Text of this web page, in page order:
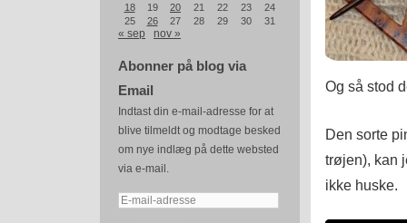
18
19 20 21 22 23
24
25
26 27 28 29 30 31
« sep nov »
Abonner på blog via
Email
Indtast din e-mail-adresse for at
blive tilmeldt og modtage besked
om nye indlæg på dette websted
via e-mail.
E-
Og så stod
Den sorte
trøjen), kan
ikke huske.